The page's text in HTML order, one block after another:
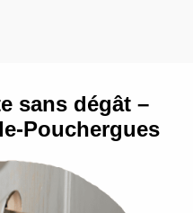
sans dégât –
Pouchergues